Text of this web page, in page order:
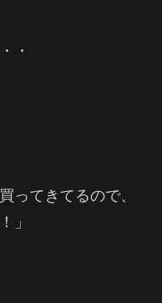
・
ってきてるので、
」